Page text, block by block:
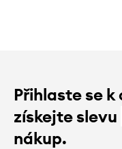
Přihlaste se
získejte slevu
nákup.